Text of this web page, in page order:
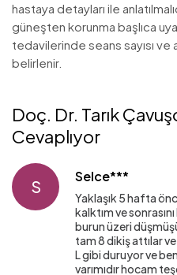
hastaya detayları ile
güneşten korunma başlıca
tedavilerinde seans sayısı ve
belirlenir.
Doç. Dr. Tarık
Cevaplıyor
S
Selce***
Yaklaşık 5 hafta
kalktım ve
burun üzeri
tam 8 dikiş attılar
L gibi duruyor ve
varımıdır hocam